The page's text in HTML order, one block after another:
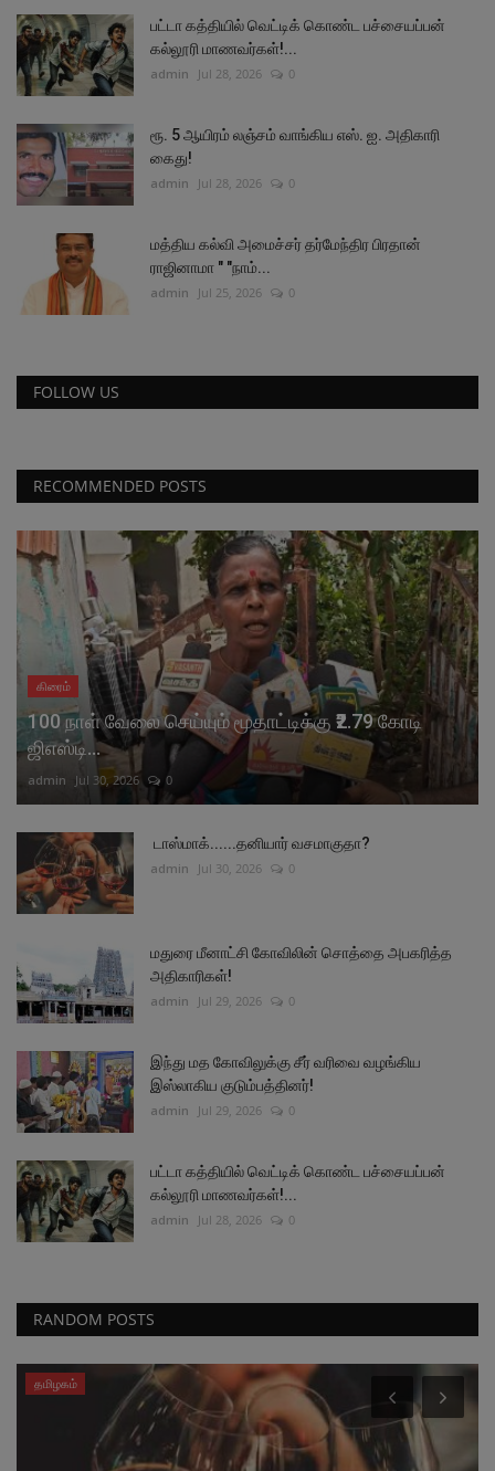
பட்டா கத்தியில் வெட்டிக் கொண்ட பச்சையப்பன்
கல்லூரி மாணவர்கள்!...
admin Jul 28, 2026 0
ரூ. 5 ஆயிரம் லஞ்சம் வாங்கிய எஸ். ஐ. அதிகாரி
கைது!
admin Jul 28, 2026 0
மத்திய கல்வி அமைச்சர் தர்மேந்திர பிரதான்
ராஜினாமா " "நாம்...
admin Jul 25, 2026 0
FOLLOW US
RECOMMENDED POSTS
கிரைம்
100 நாள் வேலை செய்யும் மூதாட்டிக்கு ₹2.79 கோடி
ஜிஎஸ்டி...
admin Jul 30, 2026 0
டாஸ்மாக்......தனியார் வசமாகுதா?
admin Jul 30, 2026 0
மதுரை மீனாட்சி கோவிலின் சொத்தை அபகரித்த
அதிகாரிகள்!
admin Jul 29, 2026 0
இந்து மத கோவிலுக்கு சீர் வரிவை வழங்கிய
இஸ்லாகிய குடும்பத்தினர்!
admin Jul 29, 2026 0
பட்டா கத்தியில் வெட்டிக் கொண்ட பச்சையப்பன்
கல்லூரி மாணவர்கள்!...
admin Jul 28, 2026 0
RANDOM POSTS
தமிழகம்